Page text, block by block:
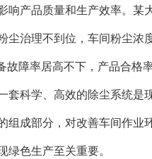
响产品质量和生产效率。某
尘治理不到位，车间粉尘浓
故障率居高不下，产品合格
套科学、高效的除尘系统是
组成部分，对改善车间作业
绿色生产至关重要。